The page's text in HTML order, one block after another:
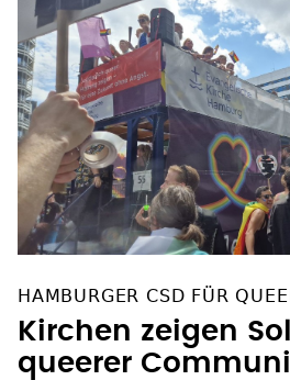
HAMBURGER CSD FÜR
Kirchen zeigen
queerer